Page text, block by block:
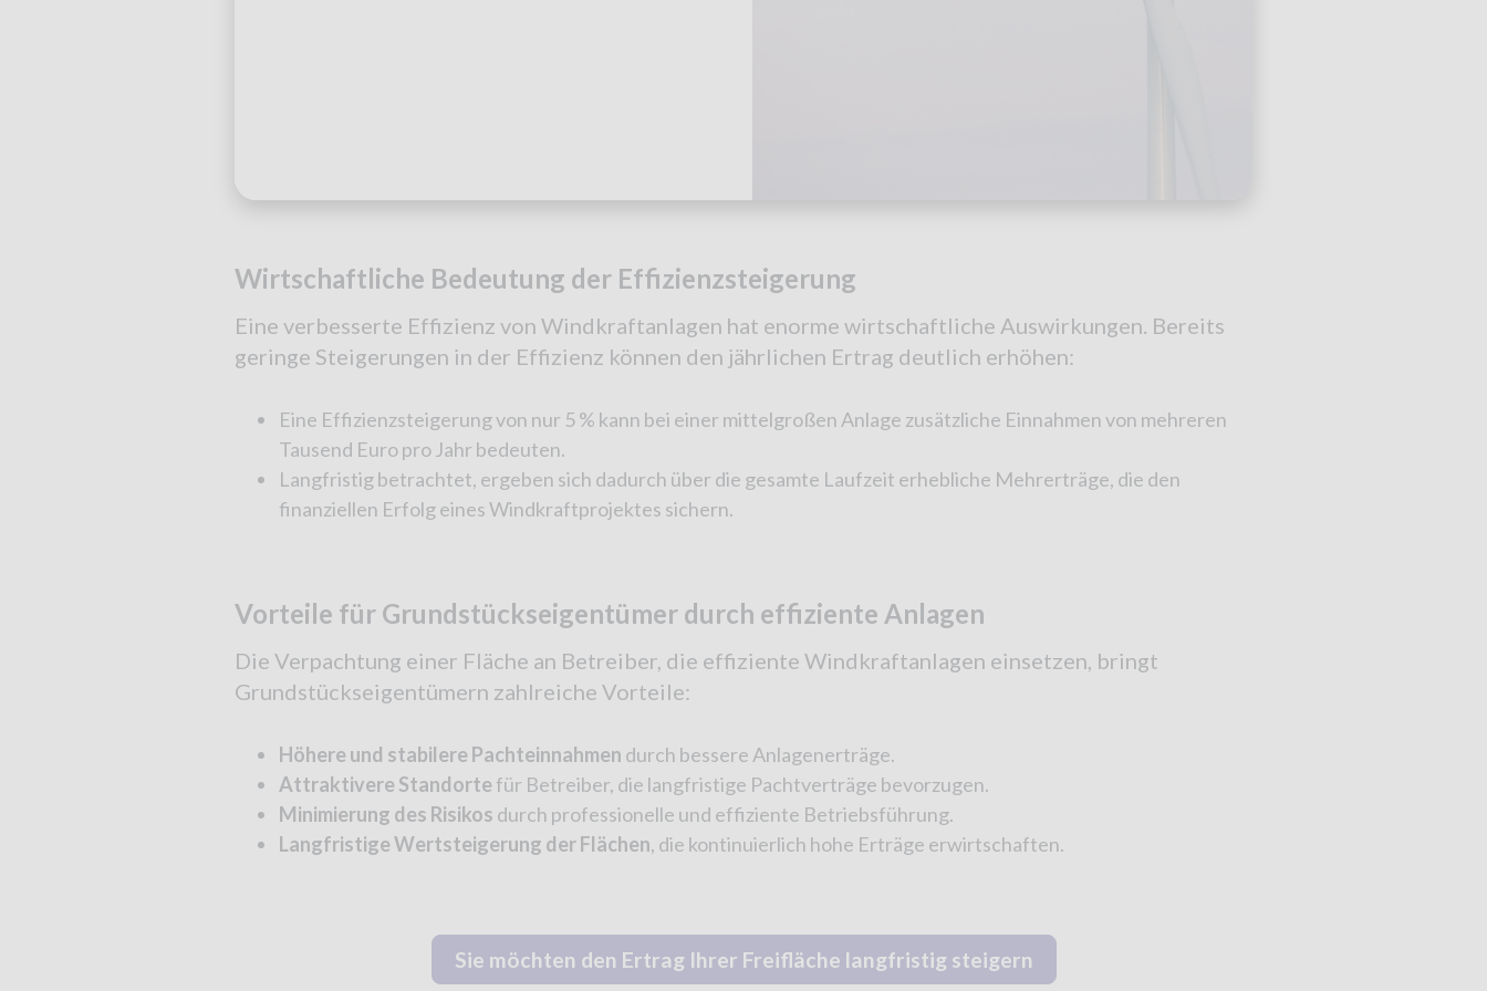
Wirtschaftliche Bedeutung der Effizienzsteigerung
Eine verbesserte Effizienz von Windkraftanlagen hat enorme wirtschaftliche Auswirkungen. Bereits
geringe Steigerungen in der Effizienz können den jährlichen Ertrag deutlich erhöhen:
Eine Effizienzsteigerung von nur 5 % kann bei einer mittelgroßen Anlage zusätzliche Einnahmen von mehreren
Tausend Euro pro Jahr bedeuten.
Langfristig betrachtet, ergeben sich dadurch über die gesamte Laufzeit erhebliche Mehrerträge, die den
finanziellen Erfolg eines Windkraftprojektes sichern.
Vorteile für Grundstückseigentümer durch effiziente Anlagen
Die Verpachtung einer Fläche an Betreiber, die effiziente Windkraftanlagen einsetzen, bringt
Grundstückseigentümern zahlreiche Vorteile:
Höhere und stabilere Pachteinnahmen durch bessere Anlagenerträge.
Attraktivere Standorte für Betreiber, die langfristige Pachtverträge bevorzugen.
Minimierung des Risikos durch professionelle und effiziente Betriebsführung.
Langfristige Wertsteigerung der Flächen, die kontinuierlich hohe Erträge erwirtschaften.
Sie möchten den Ertrag Ihrer Freifläche langfristig steigern